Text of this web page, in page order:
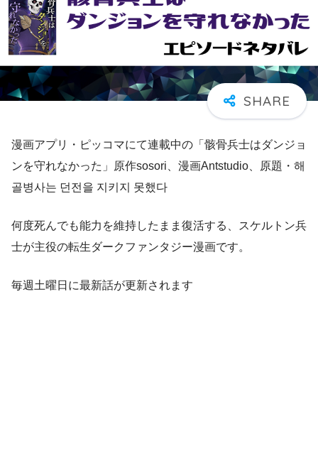
漫画アプリ・ピッコマにて連載中の「骸骨兵士はダンジョ
ンを守れなかった」原作sosori、漫画Antstudio、原題・해
골병사는 던전을 지키지 못했다
何度死んでも能力を維持したまま復活する、スケルトン兵
士が主役の転生ダークファンタジー漫画です。
毎週土曜日に最新話が更新されます